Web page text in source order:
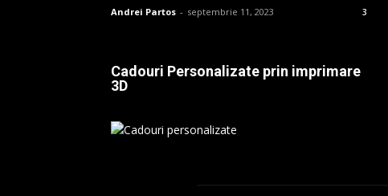
Andrei Partos - septembrie 11, 2023 3
Cadouri Personalizate prin imprimare
3D